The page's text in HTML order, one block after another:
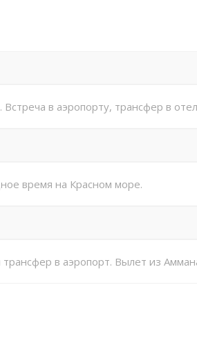
в аэропорту, трансфер в
время на Красном море.
в аэропорт. Вылет из